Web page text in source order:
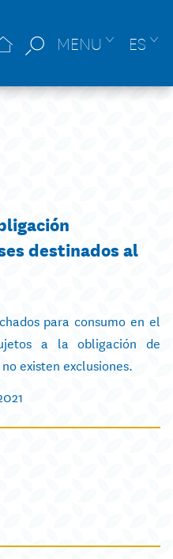
MENU ES
destinados al
para consumo en el
a la obligación de
existen exclusiones.